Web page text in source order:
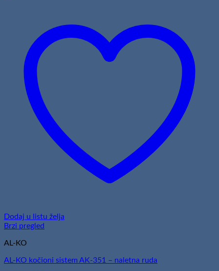
Dodaj u listu želja
Brzi pregled
AL-KO
AL-KO kočioni sistem AK-351 – naletna ruda